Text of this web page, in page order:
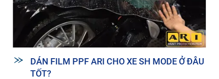
DÁN FILM PPF ARI CHO XE SH MODE Ở ĐÂU
TỐT?